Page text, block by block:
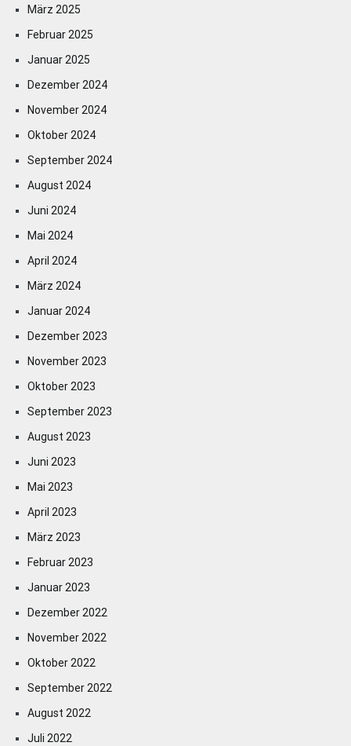
März 2025
Februar 2025
Januar 2025
Dezember 2024
November 2024
Oktober 2024
September 2024
August 2024
Juni 2024
Mai 2024
April 2024
März 2024
Januar 2024
Dezember 2023
November 2023
Oktober 2023
September 2023
August 2023
Juni 2023
Mai 2023
April 2023
März 2023
Februar 2023
Januar 2023
Dezember 2022
November 2022
Oktober 2022
September 2022
August 2022
Juli 2022